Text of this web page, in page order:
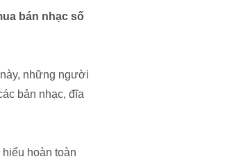
bán nhạc số
những người
bản nhạc, đĩa
hoàn toàn